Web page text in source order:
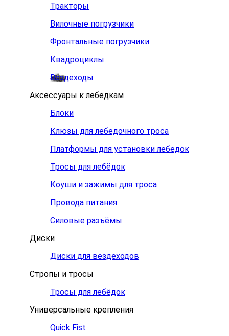
Тракторы
Вилочные погрузчики
Фронтальные погрузчики
Квадроциклы
Вездеходы
Аксессуары к лебедкам
Блоки
Клюзы для лебедочного троса
Платформы для установки лебедок
Тросы для лебёдок
Коуши и зажимы для троса
Провода питания
Силовые разъёмы
Диски
Диски для вездеходов
Стропы и тросы
Тросы для лебёдок
Универсальные крепления
Quick Fist